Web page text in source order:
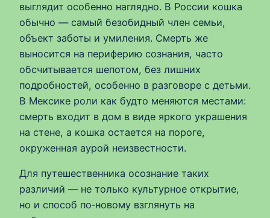
выглядит особенно наглядно. В России кошка
обычно — самый безобидный член семьи,
объект заботы и умиления. Смерть же
выносится на периферию сознания, часто
обсчитывается шепотом, без лишних
подробностей, особенно в разговоре с детьми.
В Мексике роли как будто меняются местами:
смерть входит в дом в виде яркого украшения
на стене, а кошка остается на пороге,
окруженная аурой неизвестности.
Для путешественника осознание таких
различий — не только культурное открытие,
но и способ по‑новому взглянуть на